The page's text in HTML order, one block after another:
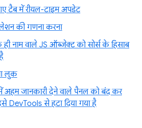
में रीयल-टाइम अपडेट
की गणना करना
ही नाम वाले JS ऑब्जेक्ट को सोर्स के हिसाब
लुक
अहम जानकारी देने वाले पैनल को बंद कर
DevTools से हटा दिया गया है